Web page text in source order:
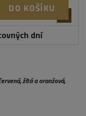
DO KOŠÍKU
dní
žltá a oranžová,